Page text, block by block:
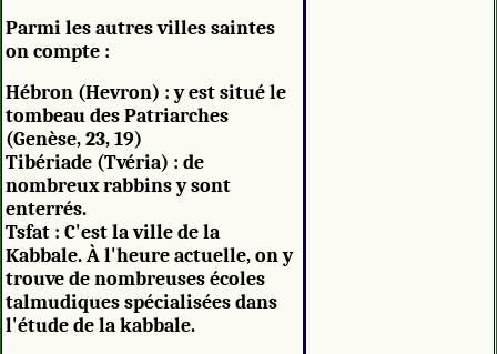
Parmi les autres villes saintes
on compte :
Hébron (Hevron) : y est situé le
tombeau des Patriarches
(Genèse, 23, 19)
Tibériade (Tvéria) : de
nombreux rabbins y sont
enterrés.
Tsfat : C'est la ville de la
Kabbale. À l'heure actuelle, on y
trouve de nombreuses écoles
talmudiques spécialisées dans
l'étude de la kabbale.